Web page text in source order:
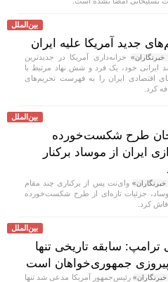
بین‌الملل
جدید آمریکا علیه ایران
خبرنگاران» خزانه‌داری آمریکا در جدیدترین
ایرانی خود، یک فرد و شش نهاد مرتبط با
اقتصادی ایران را به فهرست تحریم‌های
کرد.
بین‌الملل
طرح شکست‌خورده
ایران از موساد برکنار
خبرنگاران» وای‌نت پس از برکناری چند مقام
جزئیات تازه‌ای از طرح شکست‌خورده
کرد.
بین‌الملل
ترامپ: سابقه تاریخی تنها
پیروزی جمهوری‌خواهان است
رئیس‌جمهور آمریکا مدعی شد تنها